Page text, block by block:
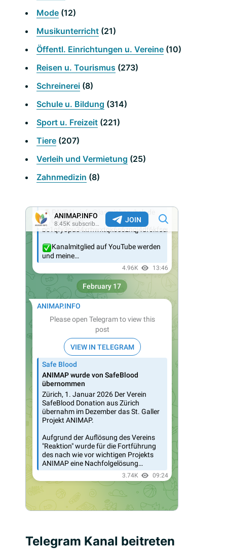
Mode (12)
Musikunterricht (21)
Öffentl. Einrichtungen u. Vereine (10)
Reisen u. Tourismus (273)
Schreinerei (8)
Schule u. Bildung (314)
Sport u. Freizeit (221)
Tiere (207)
Verleih und Vermietung (25)
Zahnmedizin (8)
Telegram Kanal beitreten